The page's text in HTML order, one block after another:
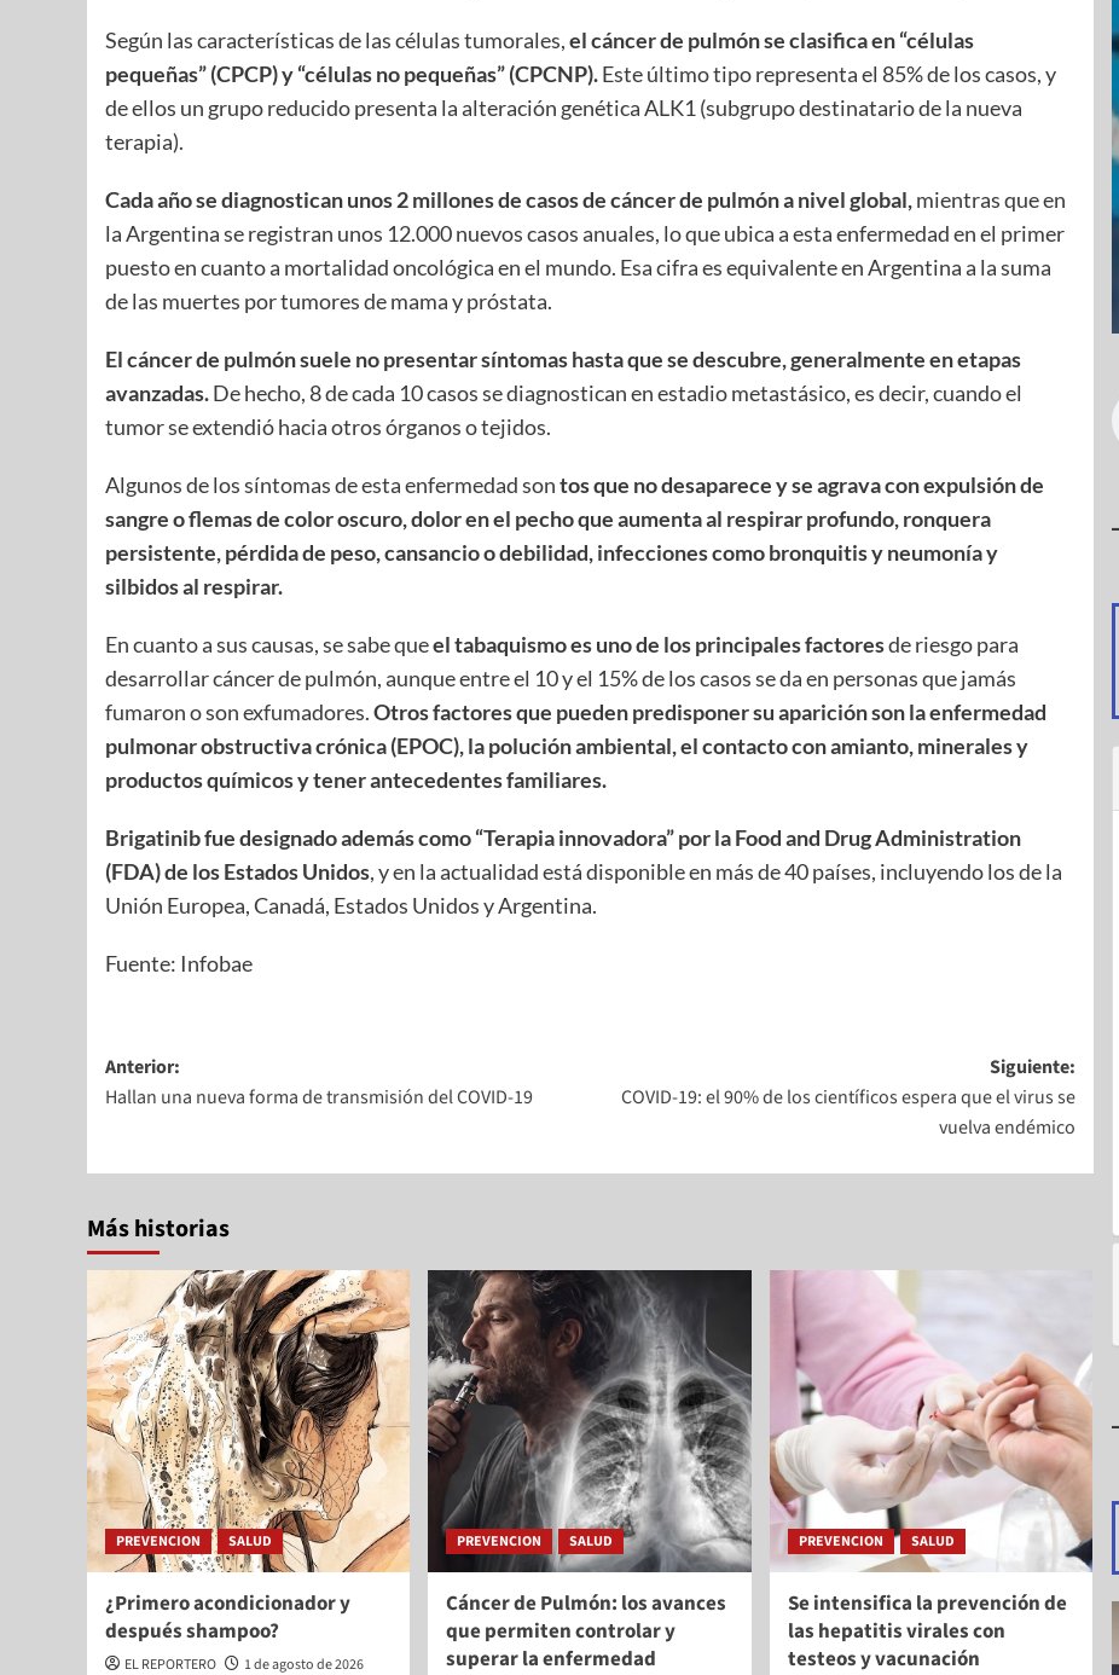
Según las características de las células tumorales,el cáncer de pulmón se clasifica en “células
pequeñas” (CPCP) y “células no pequeñas” (CPCNP).Este último tipo representa el 85% de los casos, y
de ellos un grupo reducido presenta la alteración genética ALK1 (subgrupo destinatario de la nueva
terapia).
Cada año se diagnostican unos 2 millones de casos de cáncer de pulmón a nivel global,mientras que en
la Argentina se registran unos 12.000 nuevos casos anuales, lo que ubica a esta enfermedad en el primer
puesto en cuanto a mortalidad oncológica en el mundo. Esa cifra es equivalente en Argentina a la suma
de las muertes por tumores de mama y próstata.
El cáncer de pulmón suele no presentar síntomas hasta que se descubre, generalmente en etapas
avanzadas.De hecho, 8 de cada 10 casos se diagnostican en estadio metastásico, es decir, cuando el
tumor se extendió hacia otros órganos o tejidos.
Algunos de los síntomas de esta enfermedad sontos que no desaparece y se agrava con expulsión de
sangre o flemas de color oscuro, dolor en el pecho que aumenta al respirar profundo, ronquera
persistente, pérdida de peso, cansancio o debilidad, infecciones como bronquitis y neumonía y
silbidos al respirar.
En cuanto a sus causas, se sabe queel tabaquismo es uno de los principales factoresde riesgo para
desarrollar cáncer de pulmón, aunque entre el 10 y el 15% de los casos se da en personas que jamás
fumaron o son exfumadores.Otros factores que pueden predisponer su aparición son la enfermedad
pulmonar obstructiva crónica (EPOC), la polución ambiental, el contacto con amianto, minerales y
productos químicos y tener antecedentes familiares.
Brigatinib fue designado además como “Terapia innovadora” por la Food and Drug Administration
(FDA) de los Estados Unidos, y en la actualidad está disponible en más de 40 países, incluyendo los de la
Unión Europea, Canadá, Estados Unidos y Argentina.
Fuente: Infobae
Anterior:
Hallan una nueva forma de transmisión del COVID-19
Siguiente:
COVID-19: el 90% de los científicos espera que el virus se
vuelva endémico
Más historias
PREVENCION SALUD
¿Primero acondicionador y
después shampoo?
EL REPORTERO 1 de agosto de 2026
PREVENCION SALUD
Cáncer de Pulmón: los avances
que permiten controlar y
superar la enfermedad
PREVENCION SALUD
Se intensifica la prevención de
las hepatitis virales con
testeos y vacunación